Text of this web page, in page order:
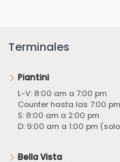
Terminales
Piantini
L-V: 8:00 am a 7:00 pm
Counter hasta las 7:00 pm
S: 8:00 am a 2:00 pm
D: 9:00 am a 1:00 pm
Bella Vista